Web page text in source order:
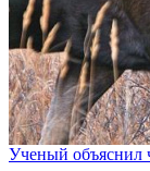
Ученый объяснил